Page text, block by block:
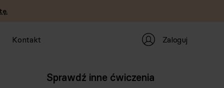
Kontakt Zaloguj
Sprawdź inne ćwiczenia